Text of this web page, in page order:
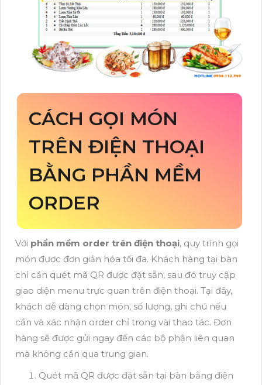
CÁCH GỌI MÓN
TRÊN ĐIỆN THOẠI
BẰNG PHẦN MỀM
ORDER
Với phần mềm order trên điện thoại, quy trình gọi
món được đơn giản hóa tối đa. Khách hàng tại bàn
chỉ cần quét mã QR được đặt sẵn, sau đó truy cập
giao diện menu trực quan trên điện thoại. Tại đây,
khách dễ dàng chọn món, số lượng, ghi chú nếu
cần và xác nhận order chỉ trong vài thao tác. Đơn
hàng sẽ được gửi ngay đến các bộ phận liên quan
mà không cần qua trung gian.
Quét mã QR được đặt sẵn tại bàn bằng điện